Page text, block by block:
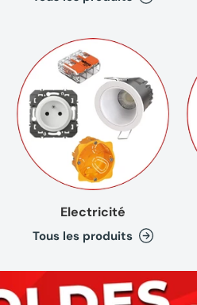
Electricité
Tous les produits